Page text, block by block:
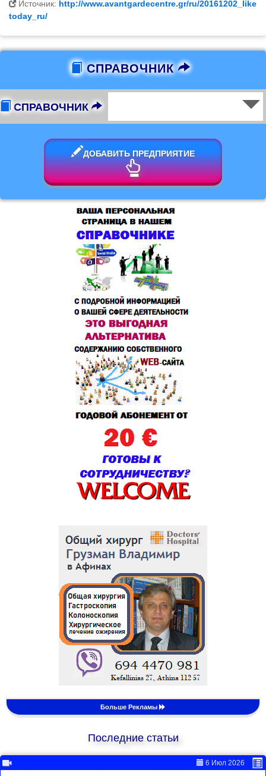
Источник: http://www.avantgardecentre.gr/ru/20161202_like
today_ru/
СПРАВОЧНИК
СПРАВОЧНИК
ДОБАВИТЬ ПРЕДПРИЯТИЕ
Больше Рекламы
Последние статьи
6 Июл 2026